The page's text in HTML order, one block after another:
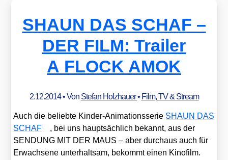
SHAUN DAS SCHAF –
DER FILM: Trailer
A FLOCK AMOK
2.12.2014• Von Stefan Holzhauer• Film, TV & Stream
Auch die belieb­te Kin­der-Ani­ma­ti­ons­se­rie SHAUN DAS
SCHAF
, bei uns haupt­säch­lich bekannt, aus der
SENDUNG MIT DER MAUS – aber durch­aus auch für
Erwach­se­ne unter­halt­sam, bekommt einen Kino­film.